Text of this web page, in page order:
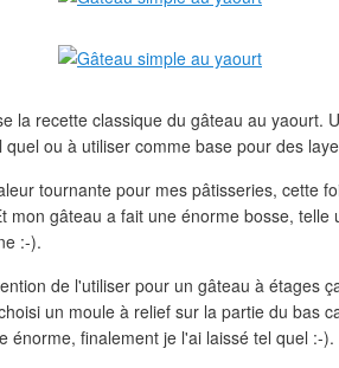
la recette classique du gâteau au yaourt.
ou à utiliser comme base pour des
tournante pour mes pâtisseries, cette
mon gâteau a fait une énorme bosse, telle
:-).
de l'utiliser pour un gâteau à étages
un moule à relief sur la partie du bas
énorme, finalement je l'ai laissé tel quel :-).